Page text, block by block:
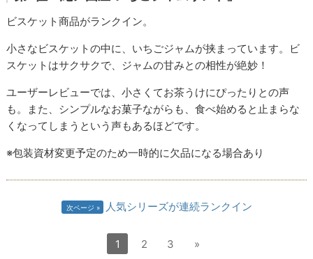
ビスケット商品がランクイン。
小さなビスケットの中に、いちごジャムが挟まっています。ビ
スケットはサクサクで、ジャムの甘みとの相性が絶妙！
ユーザーレビューでは、小さくてお茶うけにぴったりとの声
も。また、シンプルなお菓子ながらも、食べ始めると止まらな
くなってしまうという声もあるほどです。
※包装資材変更予定のため一時的に欠品になる場合あり
次ページ 人気シリーズが連続ランクイン
1 2 3 »